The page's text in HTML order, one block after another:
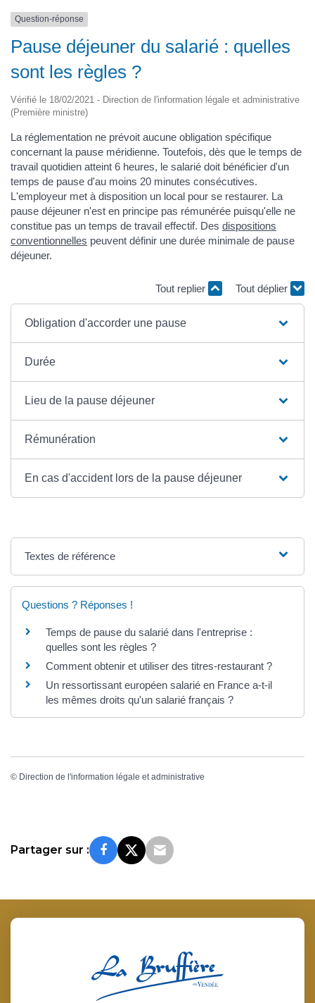
Question-réponse
Pause déjeuner du salarié : quelles
sont les règles ?
Vérifié le 18/02/2021 - Direction de l'information légale et administrative
(Première ministre)
La réglementation ne prévoit aucune obligation spécifique
concernant la pause méridienne. Toutefois, dès que le temps de
travail quotidien atteint 6 heures, le salarié doit bénéficier d'un
temps de pause d'au moins 20 minutes consécutives.
L'employeur met à disposition un local pour se restaurer. La
pause déjeuner n'est en principe pas rémunérée puisqu'elle ne
constitue pas un temps de travail effectif. Des dispositions
conventionnelles peuvent définir une durée minimale de pause
déjeuner.
Tout replier Tout déplier
Obligation d'accorder une pause
Durée
Lieu de la pause déjeuner
Rémunération
En cas d'accident lors de la pause déjeuner
Textes de référence
Questions ? Réponses !
Temps de pause du salarié dans l'entreprise :
quelles sont les règles ?
Comment obtenir et utiliser des titres-restaurant ?
Un ressortissant européen salarié en France a-t-il
les mêmes droits qu'un salarié français ?
© Direction de l'information légale et administrative
Partager sur :